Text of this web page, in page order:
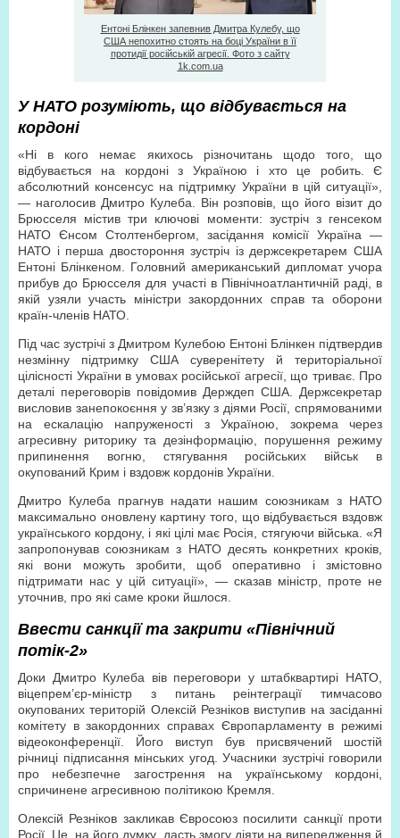
Ентоні Блінкен запевнив Дмитра Кулебу, що
США непохитно стоять на боці України в її
протидії російській агресії. Фото з сайту
1k.com.ua
У НАТО розуміють, що відбувається на
кордоні
«Ні в кого немає якихось різночитань щодо того, що
відбувається на кордоні з Україною і хто це робить. Є
абсолютний консенсус на підтримку України в цій ситуації»,
— наголосив Дмитро Кулеба. Він розповів, що його візит до
Брюсселя містив три ключові моменти: зустріч з генсеком
НАТО Єнсом Столтенбергом, засідання комісії Україна —
НАТО і перша двостороння зустріч із держсекретарем США
Ентоні Блінкеном. Головний американський дипломат учора
прибув до Брюсселя для участі в Північноатлантичній раді, в
якій узяли участь міністри закордонних справ та оборони
країн-членів НАТО.
Під час зустрічі з Дмитром Кулебою Ентоні Блінкен підтвердив
незмінну підтримку США суверенітету й територіальної
цілісності України в умовах російської агресії, що триває. Про
деталі переговорів повідомив Держдеп США. Держсекретар
висловив занепокоєння у зв’язку з діями Росії, спрямованими
на ескалацію напруженості з Україною, зокрема через
агресивну риторику та дезінформацію, порушення режиму
припинення вогню, стягування російських військ в
окупований Крим і вздовж кордонів України.
Дмитро Кулеба прагнув надати нашим союзникам з НАТО
максимально оновлену картину того, що відбувається вздовж
українського кордону, і які цілі має Росія, стягуючи війська. «Я
запропонував союзникам з НАТО десять конкретних кроків,
які вони можуть зробити, щоб оперативно і змістовно
підтримати нас у цій ситуації», — сказав міністр, проте не
уточнив, про які саме кроки йшлося.
Ввести санкції та закрити «Північний
потік-2»
Доки Дмитро Кулеба вів переговори у штабквартирі НАТО,
віцепрем’єр-міністр з питань реінтеграції тимчасово
окупованих територій Олексій Резніков виступив на засіданні
комітету в закордонних справах Європарламенту в режимі
відеоконференції. Його виступ був присвячений шостій
річниці підписання мінських угод. Учасники зустрічі говорили
про небезпечне загострення на українському кордоні,
спричинене агресивною політикою Кремля.
Олексій Резніков закликав Євросоюз посилити санкції проти
Росії. Це, на його думку, дасть змогу діяти на випередження й